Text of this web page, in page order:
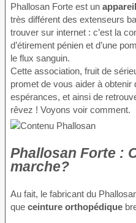
Phallosan Forte est un
très différent des extenseurs
trouver sur internet : c’est la
d’étirement pénien et d’une
le flux sanguin.
Cette association, fruit de
promet de vous aider à
espérances, et ainsi de
rêvez ! Voyons voir comment.
Phallosan Forte :
marche?
Au fait, le fabricant du
que ceinture orthopédique